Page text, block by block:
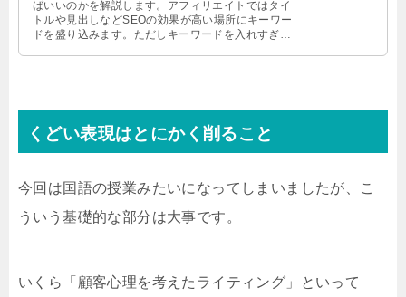
ばいいのかを解説します。アフィリエイトではタイ
トルや見出しなどSEOの効果が高い場所にキーワー
ドを盛り込みます。ただしキーワードを入れすぎる
くどい表現はとにかく削ること
今回は国語の授業みたいになってしまいましたが、こ
ういう基礎的な部分は大事です。
いくら「顧客心理を考えたライティング」といって